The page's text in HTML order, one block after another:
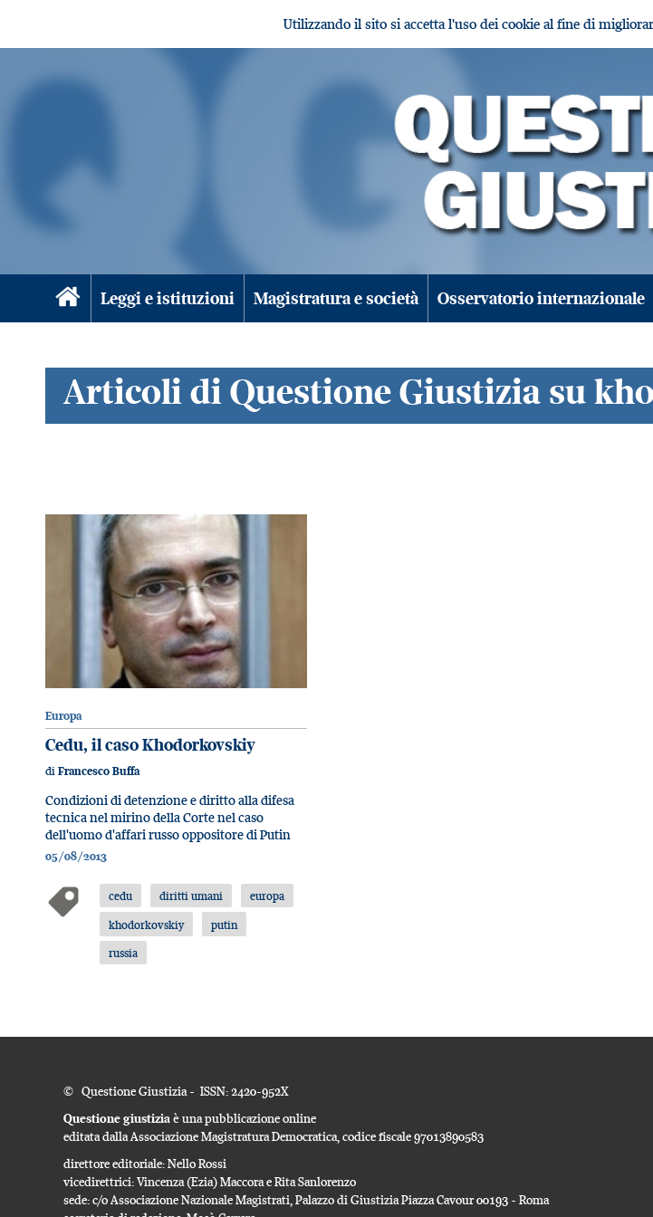
Utilizzando il sito si accetta l'uso dei cookie al fine di
Leggi e istituzioni Magistratura e società Osservatorio internazionale
Articoli di Questione Giustizia su
Europa
Cedu, il caso Khodorkovskiy
di Francesco Buffa
Condizioni di detenzione e diritto alla difesa
tecnica nel mirino della Corte nel caso
dell'uomo d'affari russo oppositore di Putin
05/08/2013
cedu diritti umani
europa
khodorkovskiy
putin
russia
© Questione Giustizia - ISSN: 2420-952X
Questione giustiziaè una pubblicazione online
editata dalla Associazione Magistratura Democratica, codice fiscale 97013890583
direttore editoriale: Nello Rossi
vicedirettrici: Vincenza (Ezia) Maccora e Rita Sanlorenzo
sede: c/o Associazione Nazionale Magistrati, Palazzo di Giustizia Piazza Cavour 00193 - Roma